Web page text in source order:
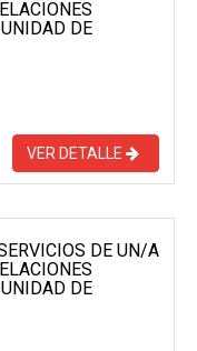
DE
VER DETALLE
DE UN/A
DE